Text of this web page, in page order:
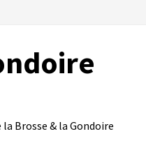
Brosse & la Gondoire